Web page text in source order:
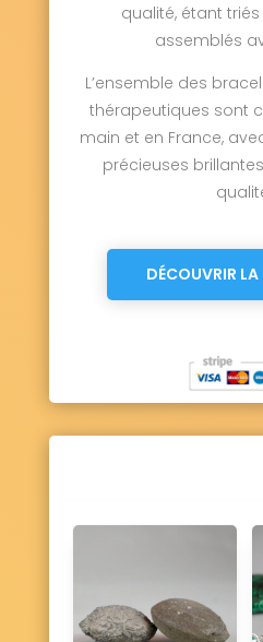
qualité, étant
assemblés
L’ensemble des
thérapeutiques sont
main et en France,
précieuses
DÉCOUVRIR